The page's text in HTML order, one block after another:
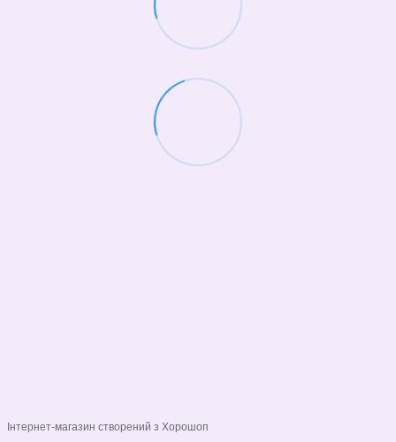
Інтернет-магазин створений з Хорошоп